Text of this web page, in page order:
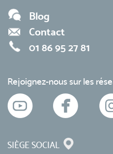
Blog
Contact
01 86 95 27 81
Rejoignez-nous sur les
SIÈGE SOCIAL